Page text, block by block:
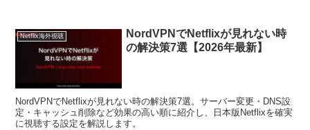
Netflix海外視聴
NordVPNでNetflixが見れない時
の解決策7選【2026年最新】
NordVPNでNetflixが見れない時の解決策7選。サーバー変更・DNS設
定・キャッシュ削除など効果の高い順に紹介し、日本版Netflixを確実
に視聴する設定を解説します。